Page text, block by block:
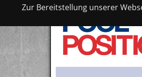
Zur Bereitstellung unserer